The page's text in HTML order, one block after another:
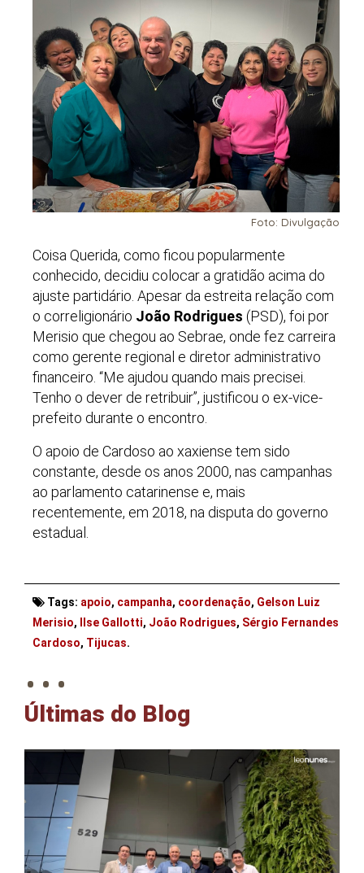
Foto: Divulgação
Coisa Querida, como ficou popularmente
conhecido, decidiu colocar a gratidão acima do
ajuste partidário. Apesar da estreita relação com
o correligionário João Rodrigues (PSD), foi por
Merisio que chegou ao Sebrae, onde fez carreira
como gerente regional e diretor administrativo
financeiro. “Me ajudou quando mais precisei.
Tenho o dever de retribuir”, justificou o ex-vice-
prefeito durante o encontro.
O apoio de Cardoso ao xaxiense tem sido
constante, desde os anos 2000, nas campanhas
ao parlamento catarinense e, mais
recentemente, em 2018, na disputa do governo
estadual.
Tags: apoio, campanha, coordenação, Gelson Luiz
Merisio, Ilse Gallotti, João Rodrigues, Sérgio Fernandes
Cardoso, Tijucas.
. . .
Últimas do Blog